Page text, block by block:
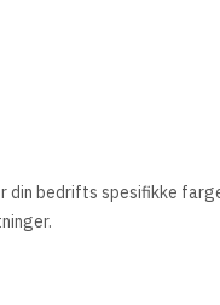
din bedrifts spesifikke